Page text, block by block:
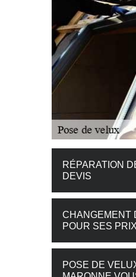
RÉPARATION
DEVIS
CHANGEMENT
POUR SES
POSE DE